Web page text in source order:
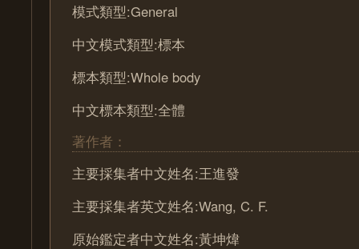
模式類型:General
中文模式類型:標本
標本類型:Whole body
中文標本類型:全體
著作者：
主要採集者中文姓名:王進發
主要採集者英文姓名:Wang, C. F.
原始鑑定者中文姓名:黃坤煒